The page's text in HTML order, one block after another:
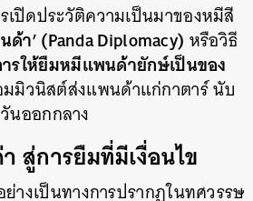
ปิดประวัติความเป็นมาของหมีสี
า’ (Panda Diplomacy) หรือวิธี
ารให้ยืมหมีแพนด้ายักษ์เป็นของ
มมิวนิสต์ส่งแพนด้าแก่กาตาร์ นับ
นออกกลาง
สู่การยืมที่มีเงื่อนไข
งเป็นทางการปรากฏในทศวรรษ